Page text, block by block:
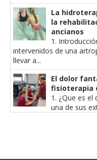
La
la
ancianos
1.
intervenidos de una
llevar a...
El dolor
fisioterapia
1. ¿Que es el
una de sus